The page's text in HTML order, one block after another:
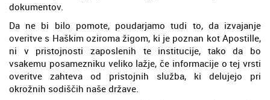
dokumentov.
Da ne bi bilo pomote, poudarjamo tudi to, da izvajanje
overitve s Haškim oziroma žigom, ki je poznan kot Apostille,
ni v pristojnosti zaposlenih te institucije, tako da bo
vsakemu posamezniku veliko lažje, če informacije o tej vrsti
overitve zahteva od pristojnih služba, ki delujejo pri
okrožnih sodiščih naše države.